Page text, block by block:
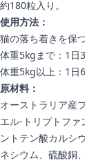
約180粒入り。
使用方法：
猫の落ち着きを保
体重5kgまで：1日
体重5kg以上：1日
原材料：
オーストラリア産
エル-トリプトフ
ントテン酸カルシ
ネシウム、硫酸銅